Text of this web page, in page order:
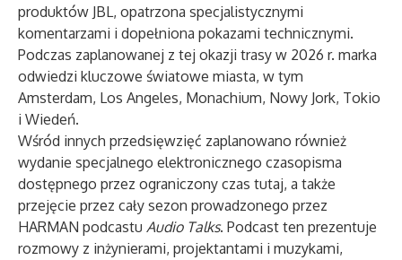
produktów JBL, opatrzona specjalistycznymi
komentarzami i dopełniona pokazami technicznymi.
Podczas zaplanowanej z tej okazji trasy w 2026 r. marka
odwiedzi kluczowe światowe miasta, w tym
Amsterdam, Los Angeles, Monachium, Nowy Jork, Tokio
i Wiedeń.
Wśród innych przedsięwzięć zaplanowano również
wydanie specjalnego elektronicznego czasopisma
dostępnego przez ograniczony czas tutaj, a także
przejęcie przez cały sezon prowadzonego przez
HARMAN podcastu Audio Talks. Podcast ten prezentuje
rozmowy z inżynierami, projektantami i muzykami,